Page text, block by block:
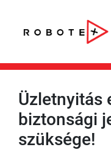
Üzletnyitás
biztonsági
szüksége!